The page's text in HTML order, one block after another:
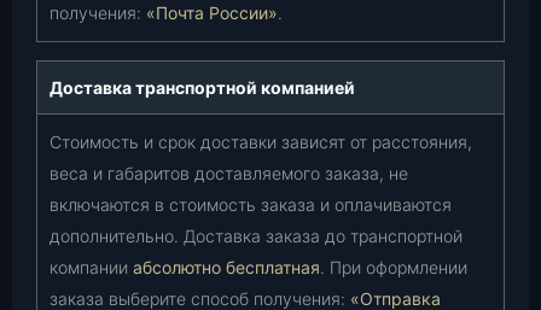
получения: «Почта России».
Доставка транспортной компанией
Стоимость и срок доставки зависят от расстояния,
веса и габаритов доставляемого заказа, не
включаются в стоимость заказа и оплачиваются
дополнительно. Доставка заказа до транспортной
компании абсолютно бесплатная. При оформлении
заказа выберите способ получения: «Отправка